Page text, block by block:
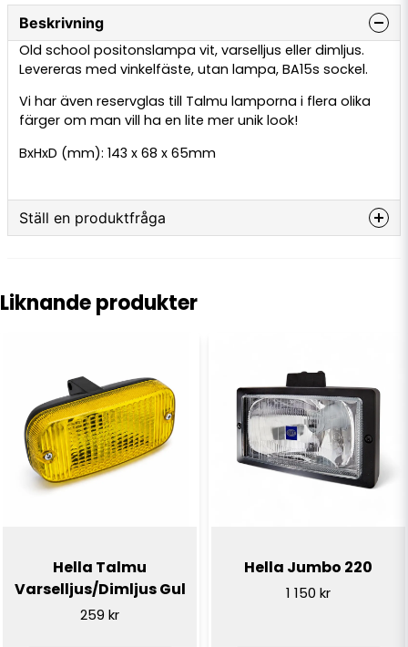
Beskrivning
Old school positonslampa vit, varselljus eller dimljus.
Levereras med vinkelfäste, utan lampa, BA15s sockel.
Vi har även reservglas till Talmu lamporna i flera olika
färger om man vill ha en lite mer unik look!
BxHxD (mm): 143 x 68 x 65mm
Ställ en produktfråga
email
E-postadress
Liknande produkter
Hella Talmu
Varselljus/Dimljus Gul
259 kr
Hella Jumbo 220
1 150 kr